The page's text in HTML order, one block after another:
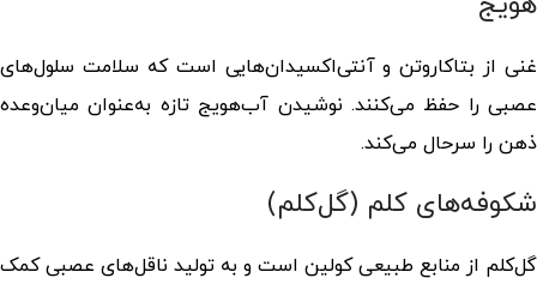
غنی از بتاکاروتن و آنتی‌اکسیدان‌هایی است که سلامت سلول‌های
عصبی را حفظ می‌کنند. نوشیدن آب‌هویج تازه به‌عنوان میان‌وعده
ذهن را سرحال می‌کند.
شکوفه‌های کلم (گل‌کلم)
گل‌کلم از منابع طبیعی کولین است و به تولید ناقل‌های عصبی کمک